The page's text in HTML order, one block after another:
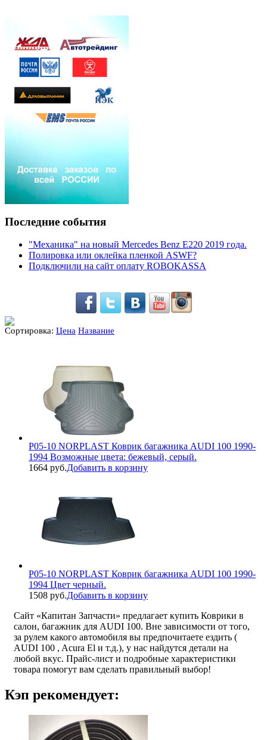
Последние события
"Механика" на новый Mercedes Benz E220 2019 года.
Полировка или оклейка пленкой ASWF?
Подключили на сайт оплату ROBOKASSA
Сортировка: Цена Название
P05-10 NORPLAST Коврик багажника AUDI 100 1990-
1994 Возможные цвета: бежевый, серый.
1664 руб.Добавить в корзину
P05-10 NORPLAST Коврик багажника AUDI 100 1990-
1994 Цвет черный.
1508 руб.Добавить в корзину
Сайт «Капитан Запчасти» предлагает купить Коврики в
салон, багажник для AUDI 100. Вне зависимости от того,
за рулем какого автомобиля вы предпочитаете ездить (
AUDI 100 , Acura El и т.д.), у нас найдутся детали на
любой вкус. Прайс-лист и подробные характеристики
товара помогут вам сделать правильный выбор!
Кэп рекомендует: